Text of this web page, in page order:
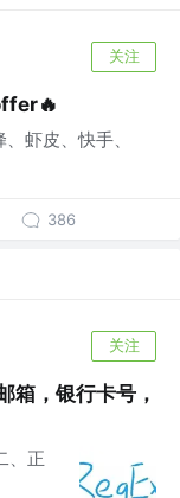
关注
虾皮、快手、
386
关注
箱，银行卡号，
、正